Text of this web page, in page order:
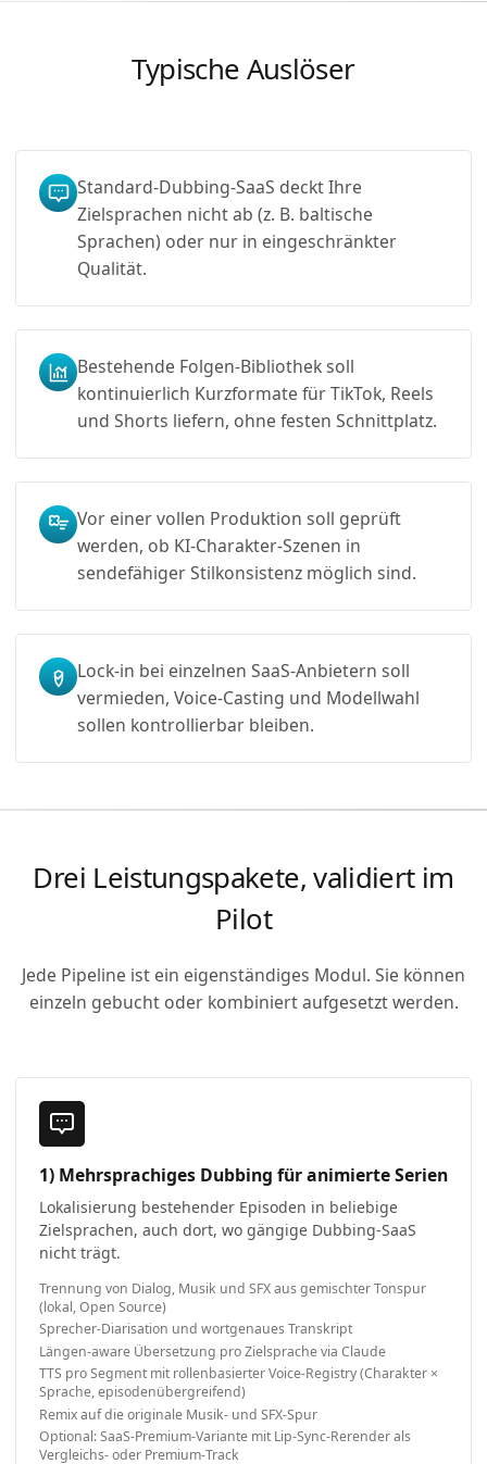
Typische Auslöser
Standard-Dubbing-SaaS deckt Ihre
Zielsprachen nicht ab (z. B. baltische
Sprachen) oder nur in eingeschränkter
Qualität.
Bestehende Folgen-Bibliothek soll
kontinuierlich Kurzformate für TikTok, Reels
und Shorts liefern, ohne festen Schnittplatz.
Vor einer vollen Produktion soll geprüft
werden, ob KI-Charakter-Szenen in
sendefähiger Stilkonsistenz möglich sind.
Lock-in bei einzelnen SaaS-Anbietern soll
vermieden, Voice-Casting und Modellwahl
sollen kontrollierbar bleiben.
Drei Leistungspakete, validiert im
Pilot
Jede Pipeline ist ein eigenständiges Modul. Sie können
einzeln gebucht oder kombiniert aufgesetzt werden.
1) Mehrsprachiges Dubbing für animierte Serien
Lokalisierung bestehender Episoden in beliebige
Zielsprachen, auch dort, wo gängige Dubbing-SaaS
nicht trägt.
Trennung von Dialog, Musik und SFX aus gemischter Tonspur
(lokal, Open Source)
Sprecher-Diarisation und wortgenaues Transkript
Längen-aware Übersetzung pro Zielsprache via Claude
TTS pro Segment mit rollenbasierter Voice-Registry (Charakter ×
Sprache, episodenübergreifend)
Remix auf die originale Musik- und SFX-Spur
Optional: SaaS-Premium-Variante mit Lip-Sync-Rerender als
Vergleichs- oder Premium-Track